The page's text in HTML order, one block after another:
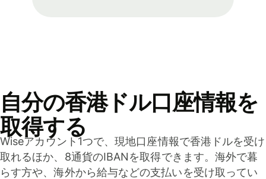
自分の香港ドル口座情報を
取得する
Wiseアカウント1つで、現地口座情報で香港ドルを受け
取れるほか、8通貨のIBANを取得できます。海外で暮
らす方や、海外から給与などの支払いを受け取ってい